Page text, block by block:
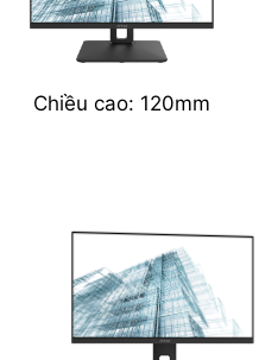
Chiều cao: 120mm